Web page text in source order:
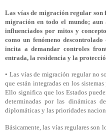
Las vías de migración regular son
migración en todo el mundo; aun
influenciados por mitos y
como un fenómeno
incita a demandar controles
entrada, la residencia y la
• Las vías de migración regular no
que están integradas en los
Ello significa que los Estados
determinadas por las dinámicas
diplomáticas y las prioridades
Básicamente, las vías regulares son